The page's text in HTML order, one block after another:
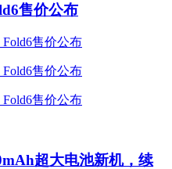
售价公布
超大电池新机，续